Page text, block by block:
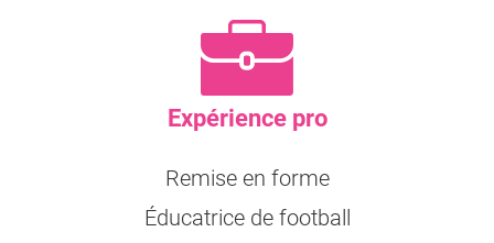
Expérience pro
Remise en forme
Éducatrice de football